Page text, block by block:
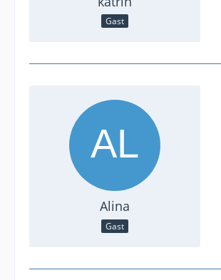
Gast
Alina
Gast